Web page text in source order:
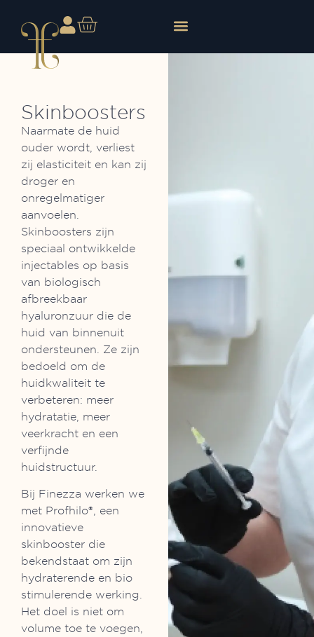
Skinboosters
Naarmate de huid
ouder wordt, verliest
zij elasticiteit en kan zij
droger en
onregelmatiger
aanvoelen.
Skinboosters zijn
speciaal ontwikkelde
injectables op basis
van biologisch
afbreekbaar
hyaluronzuur die de
huid van binnenuit
ondersteunen. Ze zijn
bedoeld om de
huidkwaliteit te
verbeteren: meer
hydratatie, meer
veerkracht en een
verfijnde
huidstructuur.
Bij Finezza werken we
met Profhilo®, een
innovatieve
skinbooster die
bekendstaat om zijn
hydraterende en bio
stimulerende werking.
Het doel is niet om
volume toe te voegen,